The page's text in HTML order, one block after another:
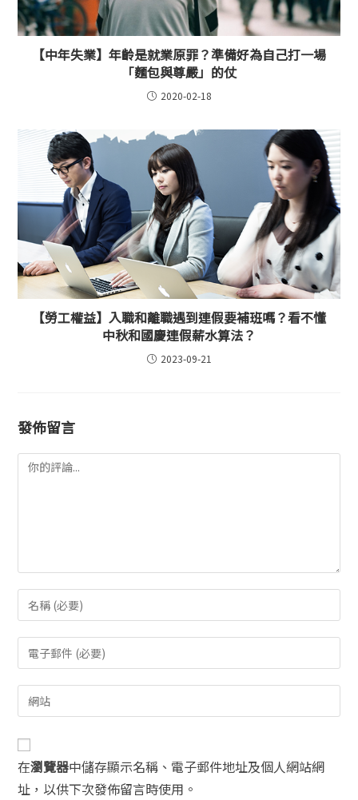
【中年失業】年齡是就業原罪？準備好為自己打一場
「麵包與尊嚴」的仗
2020-02-18
【勞工權益】入職和離職遇到連假要補班嗎？看不懂
中秋和國慶連假薪水算法？
2023-09-21
發佈留言
在瀏覽器中儲存顯示名稱、電子郵件地址及個人網站網
址，以供下次發佈留言時使用。